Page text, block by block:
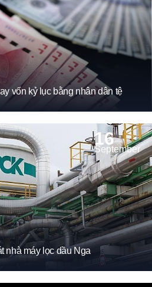
vốn kỷ lục bằng nhân dân tệ
16
September
nhà máy lọc dầu Nga